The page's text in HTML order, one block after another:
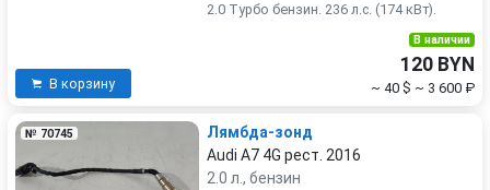
2.0 Турбо бензин. 236 л.с. (174 кВт).
В корзину
В наличии
120 BYN
~ 40 $ ~ 3 600 ₽
№ 70745
Лямбда-зонд
Audi A7 4G рест. 2016
2.0 л., бензин